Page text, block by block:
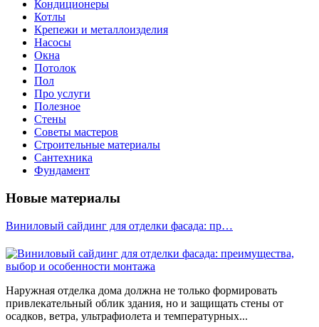
Кондиционеры
Котлы
Крепежи и металлоизделия
Насосы
Окна
Потолок
Пол
Про услуги
Полезное
Стены
Советы мастеров
Строительные материалы
Сантехника
Фундамент
Новые материалы
Виниловый сайдинг для отделки фасада: пр…
Наружная отделка дома должна не только формировать
привлекательный облик здания, но и защищать стены от
осадков, ветра, ультрафиолета и температурных...